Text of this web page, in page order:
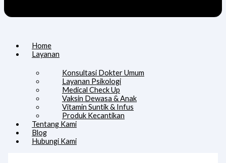
Home
Layanan
Konsultasi Dokter Umum
Layanan Psikologi
Medical Check Up
Vaksin Dewasa & Anak
Vitamin Suntik & Infus
Produk Kecantikan
Tentang Kami
Blog
Hubungi Kami